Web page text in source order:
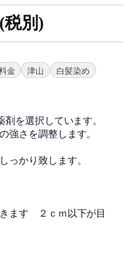
税別)
金 津山
白髪染め
を選択しています。
さを調整します。
かり致します。
ます ２ｃｍ以下が目